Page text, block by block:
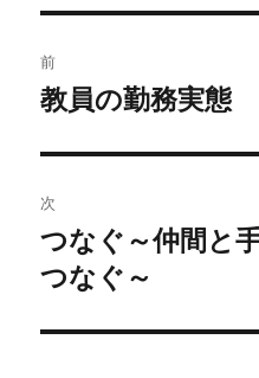
稿
ビ
ゲ
ー
シ
前
過
の
投
稿:
教員の勤務実態
次
次
の
稿:
つなぐ～仲間と
つなぐ～